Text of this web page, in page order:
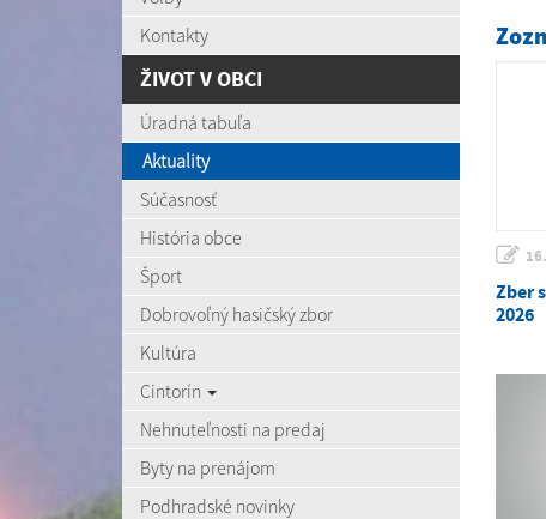
Kontakty
ŽIVOT V OBCI
Úradná tabuľa
Aktuality
Súčasnosť
História obce
Šport
Dobrovoľný hasičský zbor
Kultúra
Cintorín
Nehnuteľnosti na predaj
Byty na prenájom
Podhradské novinky
Zber
2026